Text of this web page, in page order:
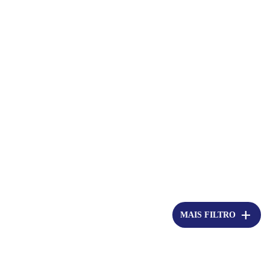
MAIS FILTRO add